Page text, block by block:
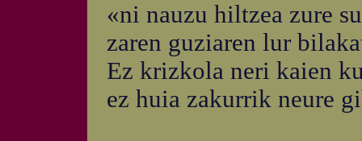
«ni nauzu hiltzea zure
zaren guziaren lur
Ez krizkola neri kaien
ez huia zakurrik neure